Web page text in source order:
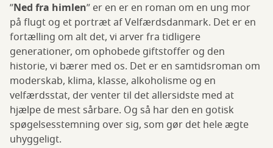
”Ned fra himlen” er en er en roman om en ung mor
på flugt og et portræt af Velfærdsdanmark. Det er en
fortælling om alt det, vi arver fra tidligere
generationer, om ophobede giftstoffer og den
historie, vi bærer med os. Det er en samtidsroman om
moderskab, klima, klasse, alkoholisme og en
velfærdsstat, der venter til det allersidste med at
hjælpe de mest sårbare. Og så har den en gotisk
spøgelsesstemning over sig, som gør det hele ægte
uhyggeligt.